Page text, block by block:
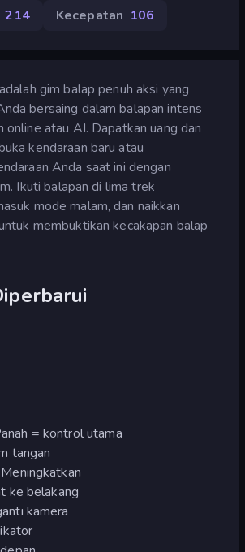
214 Kecepatan 106
gim balap penuh aksi yang
bersaing dalam balapan intens
online atau AI. Dapatkan uang dan
kendaraan baru atau
Anda saat ini dengan
Ikuti balapan di lima trek
mode malam, dan naikkan
membuktikan kecakapan balap
= kontrol utama
tangan
ke belakang
kamera